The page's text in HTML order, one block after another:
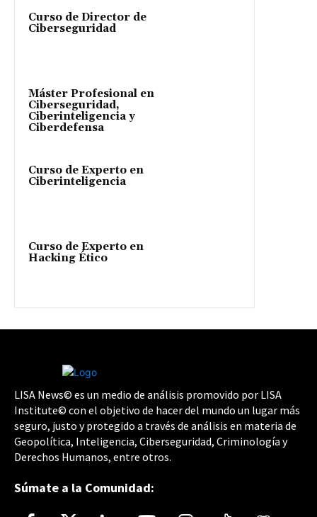
Curso de Director de
Ciberseguridad
Máster Profesional en
Ciberseguridad,
Ciberinteligencia y
Ciberdefensa
Curso de Experto en
Ciberinteligencia
Curso de Experto en
Hacking Ético
LISA News© es un medio de análisis promovido por LISA
Institute© con el objetivo de hacer del mundo un lugar más
seguro, justo y protegido a través de análisis en materia de
Geopolítica, Inteligencia, Ciberseguridad, Criminología y
Derechos Humanos, entre otros.
Súmate a la Comunidad: